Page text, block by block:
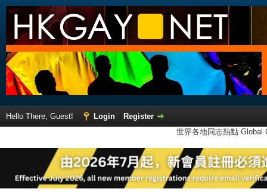
Hello There, Guest! Login
Register
世界各地同志熱點